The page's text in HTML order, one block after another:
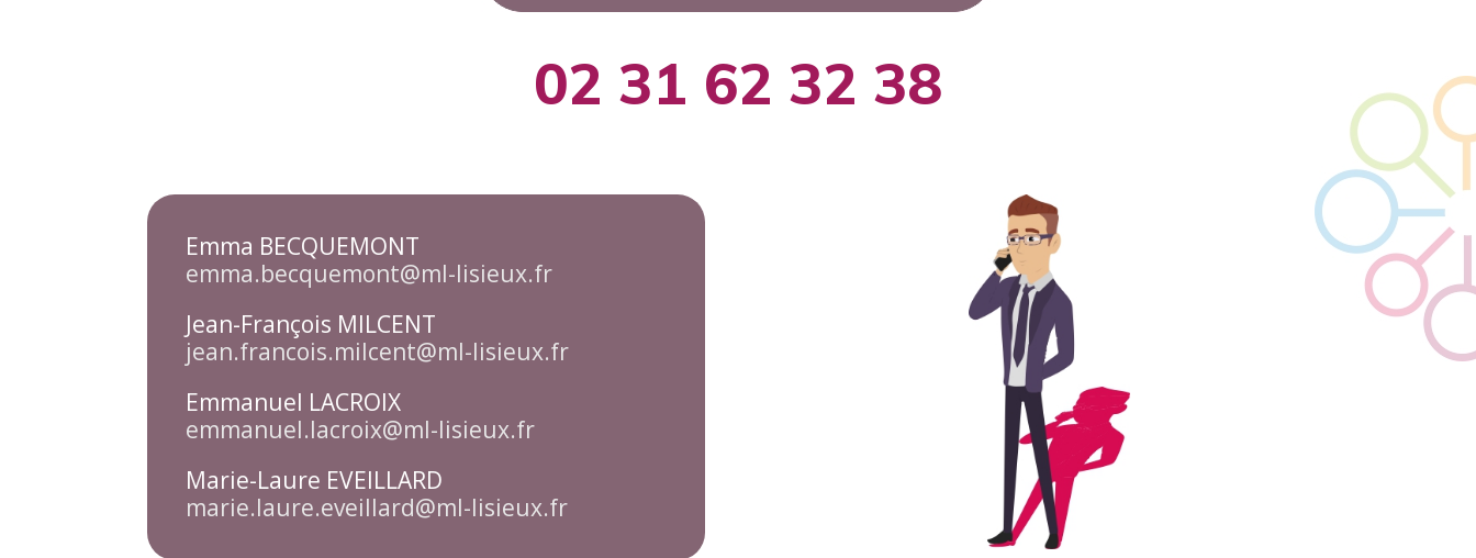
02 31 62 32 38
Emma BECQUEMONT
emma.becquemont@ml-lisieux.fr
Jean-François MILCENT
jean.francois.milcent@ml-lisieux.fr
Emmanuel LACROIX
emmanuel.lacroix@ml-lisieux.fr
Marie-Laure EVEILLARD
marie.laure.eveillard@ml-lisieux.fr